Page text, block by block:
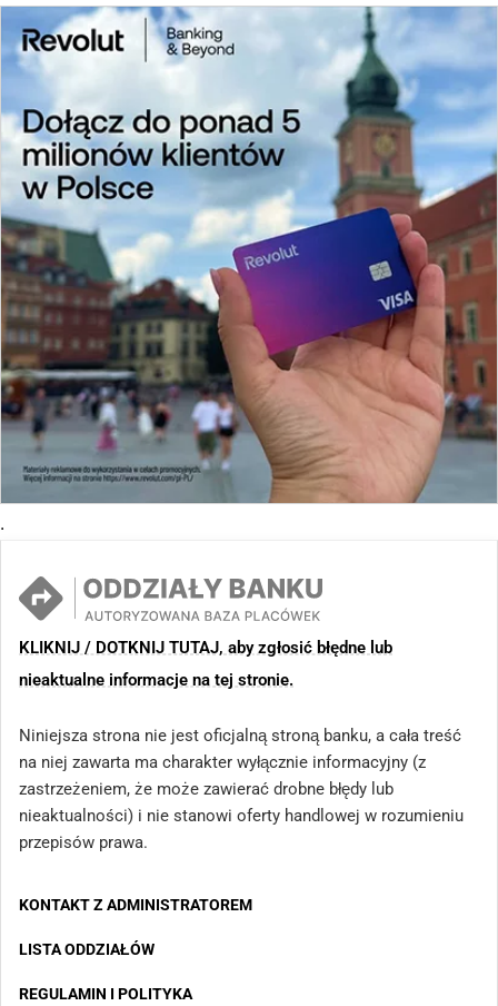
.
KLIKNIJ / DOTKNIJ TUTAJ, aby zgłosić błędne lub
nieaktualne informacje na tej stronie.
Niniejsza strona nie jest oficjalną stroną banku, a cała treść
na niej zawarta ma charakter wyłącznie informacyjny (z
zastrzeżeniem, że może zawierać drobne błędy lub
nieaktualności) i nie stanowi oferty handlowej w rozumieniu
przepisów prawa.
KONTAKT Z ADMINISTRATOREM
LISTA ODDZIAŁÓW
REGULAMIN I POLITYKA